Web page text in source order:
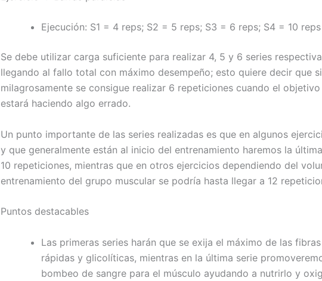
Ejecución: S1 = 4 reps; S2 = 5 reps; S3 = 6 reps; S4 = 10 reps
Se debe utilizar carga suficiente para realizar 4, 5 y 6 series
llegando al fallo total con máximo desempeño; esto quiere decir que si
milagrosamente se consigue realizar 6 repeticiones cuando el
estará haciendo algo errado.
Un punto importante de las series realizadas es que en algunos
y que generalmente están al inicio del entrenamiento haremos la
10 repeticiones, mientras que en otros ejercicios dependiendo del
entrenamiento del grupo muscular se podría hasta llegar a 12
Puntos destacables
Las primeras series harán que se exija el máximo de las
rápidas y glicolíticas, mientras en la última serie
bombeo de sangre para el músculo ayudando a nutrirlo y